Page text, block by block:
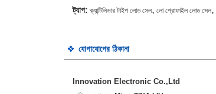
ট্যাগ: ক্যান্টিলিভার টাইপ লোড সেল, লো প্রোফাইল লোড সেল,
যোগাযোগের ঠিকানা
Innovation Electronic Co.,Ltd